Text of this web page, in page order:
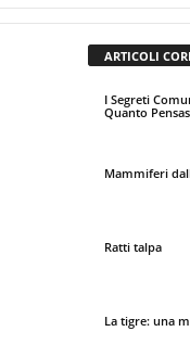
ARTICOLI
I Segreti
Quanto
Mammiferi
Ratti talpa
La tigre: una